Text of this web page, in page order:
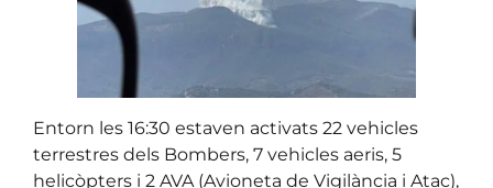
Entorn les 16:30 estaven activats 22 vehicles
terrestres dels Bombers, 7 vehicles aeris, 5
helicòpters i 2 AVA (Avioneta de Vigilància i Atac),